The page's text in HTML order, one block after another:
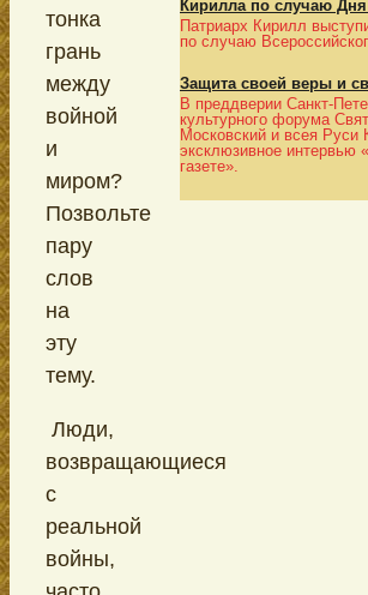
тонка
грань
между
войной
и
миром?
Позвольте
пару
слов
на
эту
тему.
Люди,
возвращающиеся
с
реальной
войны,
Кирилла по случаю Дня
Патриарх Кирилл
по случаю
Защита своей веры и
В преддверии Санкт-
культурного форума
Московский и всея Руси
эксклюзивное интервью
газете».